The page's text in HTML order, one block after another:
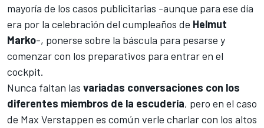
mayoría de los casos publicitarias -aunque para ese día
era por la celebración del cumpleaños de Helmut
Marko-, ponerse sobre la báscula para pesarse y
comenzar con los preparativos para entrar en el
cockpit.
Nunca faltan las variadas conversaciones con los
diferentes miembros de la escudería, pero en el caso
de Max Verstappen es común verle charlar con los altos